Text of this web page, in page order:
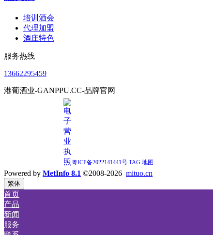
培训酒会
代理加盟
酒庄特色
服务热线
13662295459
港葡酒业-GANPPU.CC-品牌官网
粤ICP备2022141441号 TAG 地图
Powered by MetInfo 8.1 ©2008-2026 mituo.cn
繁体
首页
产品
新闻
服务